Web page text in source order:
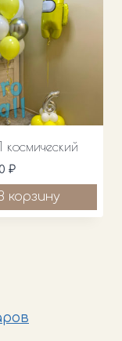
космический
₽
корзину